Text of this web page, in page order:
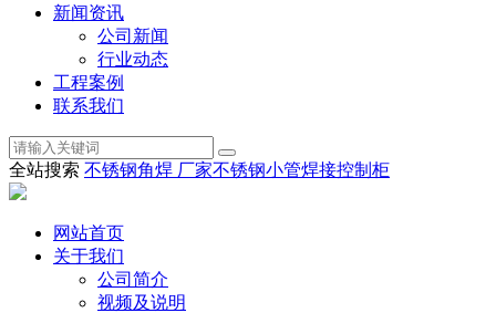
新闻资讯
公司新闻
行业动态
工程案例
联系我们
全站搜索 不锈钢角焊 厂家不锈钢小管焊接控制柜
网站首页
关于我们
公司简介
视频及说明